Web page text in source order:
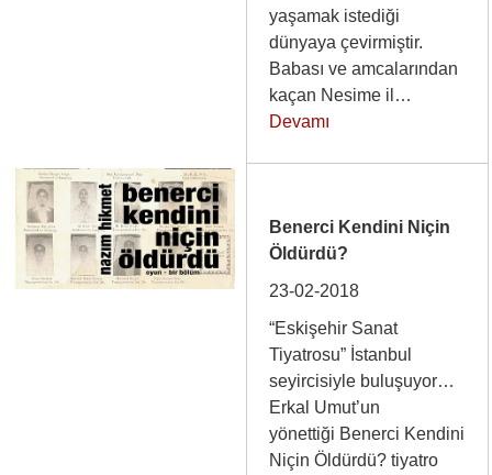
yaşamak istediği
dünyaya çevirmiştir.
Babası ve amcalarından
kaçan Nesime il…
Devamı
Benerci Kendini Niçin
Öldürdü?
23-02-2018
“Eskişehir Sanat
Tiyatrosu” İstanbul
seyircisiyle buluşuyor…
Erkal Umut’un
yönettiği Benerci Kendini
Niçin Öldürdü? tiyatro